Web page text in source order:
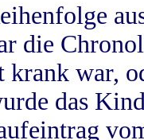
die
krank war,
das